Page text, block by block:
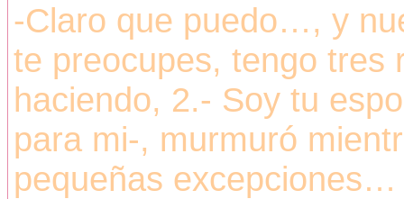
-Claro que puedo…, y
te preocupes, tengo
haciendo, 2.- Soy tu
para mi-, murmuró
pequeñas excepciones…